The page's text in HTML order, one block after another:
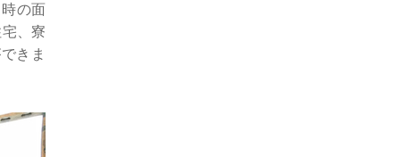
の面
、寮
きま